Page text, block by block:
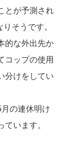
とが予測され
そうです。
的な外出先か
コップの使用
分けをしてい
の連休明け
います。